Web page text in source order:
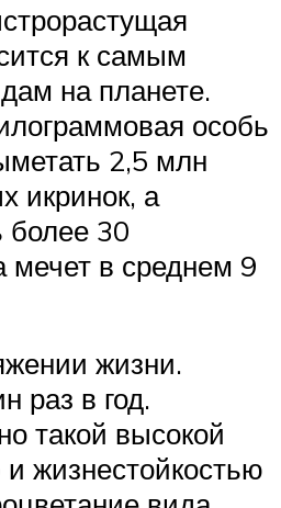
к самым
на планете.
особь
2,5 млн
икринок, а
более 30
мечет в среднем 9
жизни.
раз в год.
такой высокой
жизнестойкостью